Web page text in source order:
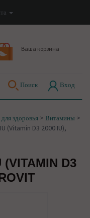
Ваша корзина
Поиск Вход
здоровья > Витамины >
(Vitamin D3 2000 IU),
D3